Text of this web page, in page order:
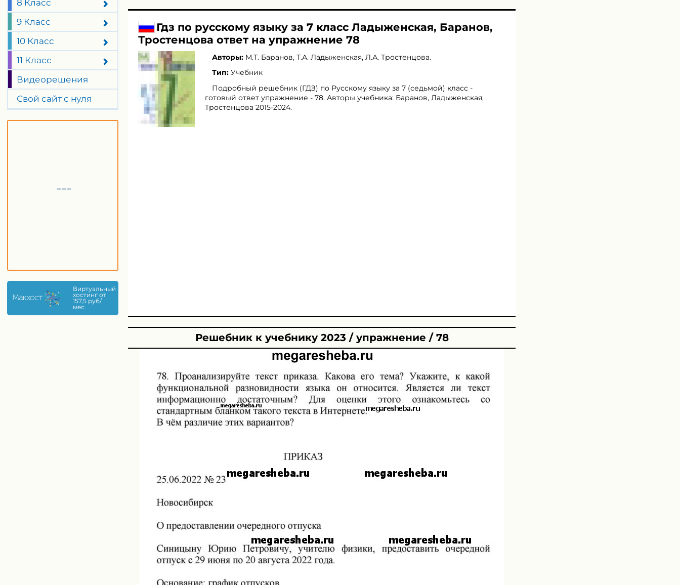
8 Класс
9 Класс
10 Класс
11 Класс
Видеорешения
Свой сайт с нуля
Виртуальный
хостинг от
157,5 руб/
мес.
Гдз по русскому языку за 7 класс Ладыженская, Баранов,
Тростенцова ответ на упражнение 78
Авторы: М.Т. Баранов, Т.А. Ладыженская, Л.А. Тростенцова.
Тип: Учебник
Подробный решебник (ГДЗ) по Русскому языку за 7 (седьмой) класс -
готовый ответ упражнение - 78. Авторы учебника: Баранов, Ладыженская,
Тростенцова 2015-2024.
Решебник к учебнику 2023 / упражнение / 78